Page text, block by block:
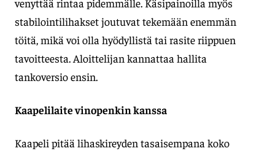
venyttää rintaa pidemmälle. Käsipainoilla myös
stabilointilihakset joutuvat tekemään enemmän
töitä, mikä voi olla hyödyllistä tai rasite riippuen
tavoitteesta. Aloittelijan kannattaa hallita
tankoversio ensin.
Kaapelilaite vinopenkin kanssa
Kaapeli pitää lihaskireyden tasaisempana koko